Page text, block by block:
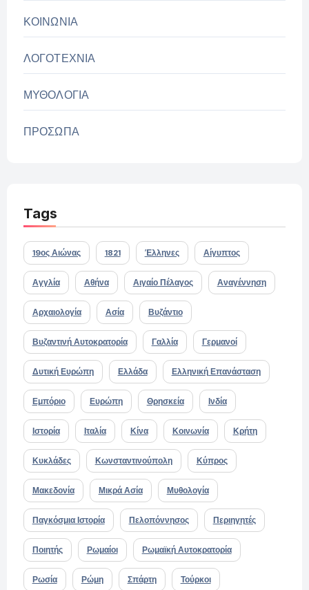
ΚΟΙΝΩΝΙΑ
ΛΟΓΟΤΕΧΝΙΑ
ΜΥΘΟΛΟΓΙΑ
ΠΡΟΣΩΠΑ
Tags
19ος Αιώνας 1821 Έλληνες Αίγυπτος
Αγγλία Αθήνα Αιγαίο Πέλαγος Αναγέννηση
Αρχαιολογία Ασία Βυζάντιο
Βυζαντινή Αυτοκρατορία Γαλλία Γερμανοί
Δυτική Ευρώπη Ελλάδα Ελληνική Επανάσταση
Εμπόριο Ευρώπη Θρησκεία Ινδία
Ιστορία Ιταλία Κίνα Κοινωνία Κρήτη
Κυκλάδες Κωνσταντινούπολη Κύπρος
Μακεδονία Μικρά Ασία Μυθολογία
Παγκόσμια Ιστορία Πελοπόννησος Περιηγητές
Ποιητής Ρωμαίοι Ρωμαϊκή Αυτοκρατορία
Ρωσία Ρώμη Σπάρτη Τούρκοι